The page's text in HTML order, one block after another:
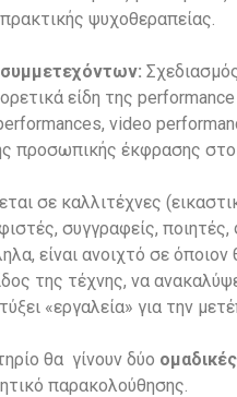
ψυχοθεραπείας.
είδη της
video
προσωπικής έκφρασης
σε καλλιτέχνες
συγγραφείς,
είναι ανοιχτό σε όποιον
της τέχνης, να
«εργαλεία» για την
θα γίνουν δύο
παρακολούθησης.